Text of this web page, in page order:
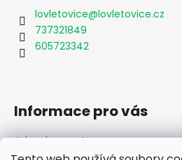
lovletovice@lovletovice.cz
737321849
605723342
Informace pro vás
Jak nakupovat
Obchodní podmínky